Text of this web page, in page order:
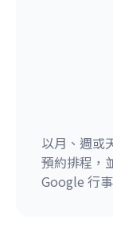
以月、週或
預約排程，
Google 行